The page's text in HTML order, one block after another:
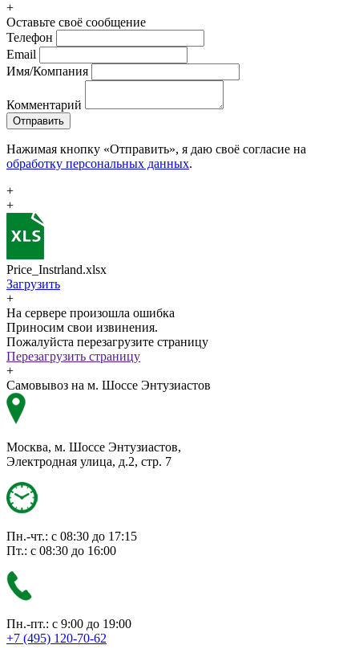
+
Оставьте своё сообщение
Телефон
Email
Имя/Компания
Комментарий
Отправить
Нажимая кнопку «Отправить», я даю своё согласие на
обработку персональных данных.
+
+
Price_Instrland.xlsx
Загрузить
+
На сервере произошла ошибка
Приносим свои извинения.
Пожалуйста перезагрузите страницу
Перезагрузить страницу
+
Самовывоз на м. Шоссе Энтузиастов
Москва, м. Шоссе Энтузиастов,
Электродная улица, д.2, стр. 7
Пн.-чт.: с 08:30 до 17:15
Пт.: с 08:30 до 16:00
Пн.-пт.: с 9:00 до 19:00
+7 (495) 120-70-62